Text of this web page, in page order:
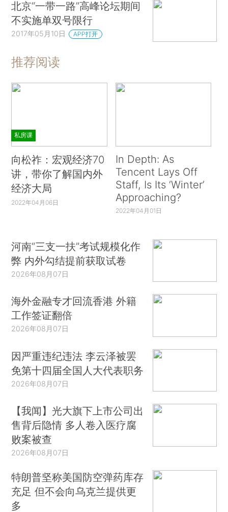
北京“一带一路”高峰论坛期间
不实施单双号限行
2017年05月10日 APP打开
推荐阅读
私房课
向松祚：宏观经济70
讲，带你了解国内外
经济大局
2022年04月06日
In Depth: As
Tencent Lays Off
Staff, Is Its ‘Winter’
Approaching?
2022年04月01日
河南“三支一扶”考试规模化作
弊 内外勾结提前获取试卷
2026年08月07日
海外金融专才回流香港 外籍
工作签证翻倍
2026年08月07日
因严重违纪违法 李云泽被罢
免第十四届全国人大代表职务
2026年08月07日
【我闻】光大旗下上市公司出
售背后隐情 多人卷入医疗腐
败案被查
2026年08月07日
特朗普坚称美国防空弹药库存
充足 但不会向乌克兰提供更
多